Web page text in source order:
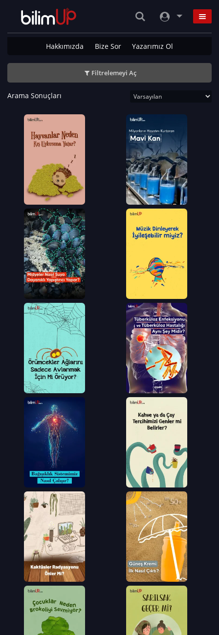
Hakkımızda Bize Sor Yazarımız Ol
Filtrelemeyi Aç
Arama Sonuçları